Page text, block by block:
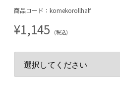
商品コード：komekorollhalf
¥1,145 (税込)